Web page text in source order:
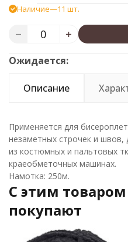
Наличие—11 шт.
Ожидается:
Описание
Применяется для
незаметных строчек и швов,
из костюмных и пальтовых
краеобметочных машинах.
Намотка: 250м.
C этим
покупают